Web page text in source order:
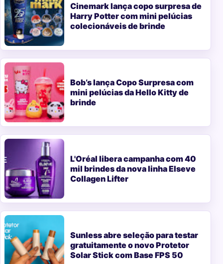
Cinemark lança copo surpresa de
Harry Potter com mini pelúcias
colecionáveis de brinde
Bob’s lança Copo Surpresa com
mini pelúcias da Hello Kitty de
brinde
L'Oréal libera campanha com 40
mil brindes da nova linha Elseve
Collagen Lifter
Sunless abre seleção para testar
gratuitamente o novo Protetor
Solar Stick com Base FPS 50